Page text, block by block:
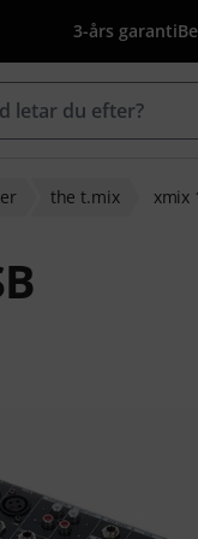
3-års garanti
the t.mix xmix